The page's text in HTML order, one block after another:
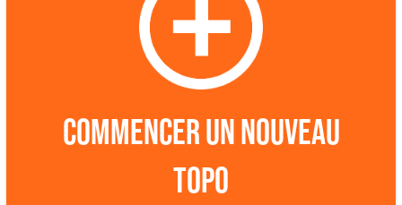
Commencer un nouveau
topo